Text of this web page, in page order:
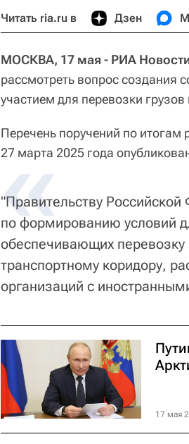
Читать ria.ru в Дзен
МОСКВА, 17 мая - РИА
рассмотреть вопрос создания
участием для перевозки
Перечень поручений по
27 марта 2025 года
«
"Правительству
по формированию условий
обеспечивающих перевозку
транспортному коридору,
организаций с
17 мая